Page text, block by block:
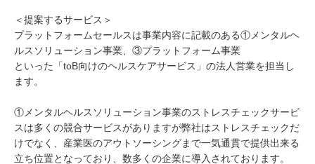
＜提案するサービス＞
プラットフォームセールスは事業内容に記載のある①メンタルヘ
ルスソリューション事業、③プラットフォーム事業
といった「toB向けのヘルスケアサービス」の法人営業を担当し
ます。
①メンタルヘルスソリューション事業のストレスチェックサービ
スは多くの競合サービスがありますが弊社はストレスチェックだ
けでなく、産業医のアウトソーシングまで一気通貫で提供出来る
立ち位置となっており、数多くの企業に導入されております。